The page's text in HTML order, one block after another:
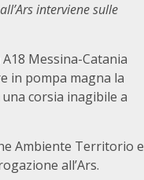
interviene sulle
Messina-Catania
in pompa magna la
corsia inagibile a
Ambiente Territorio e
all’Ars.